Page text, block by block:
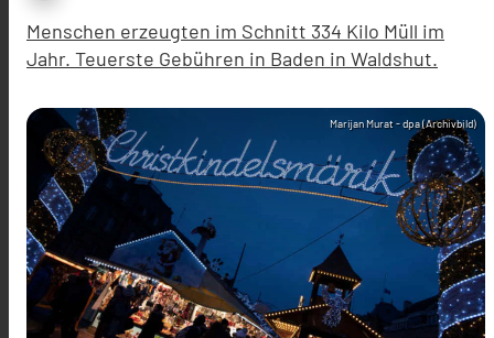
Menschen erzeugten im Schnitt 334 Kilo Müll im
Jahr. Teuerste Gebühren in Baden in Waldshut.
Marijan Murat - dpa (Archivbild)